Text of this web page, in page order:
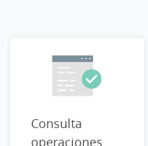
Consulta
operaciones